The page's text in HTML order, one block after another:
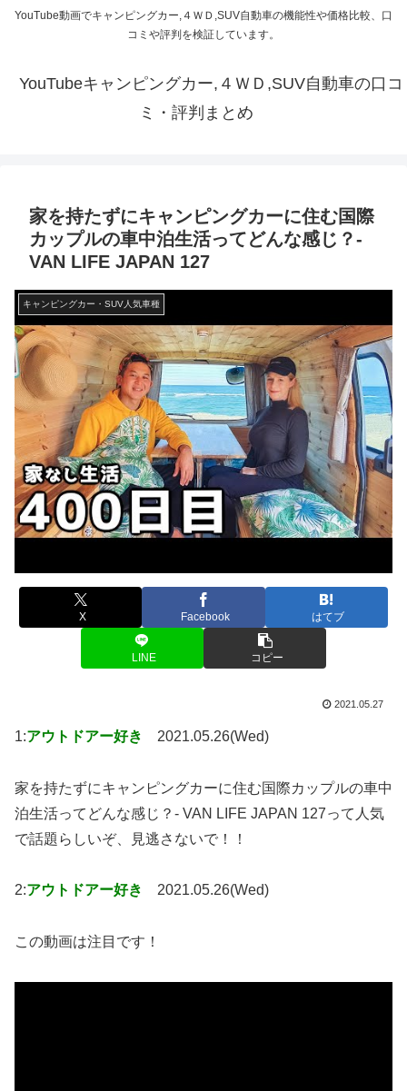
YouTube動画でキャンピングカー,４ＷＤ,SUV自動車の機能性や価格比較、口
コミや評判を検証しています。
YouTubeキャンピングカー,４ＷＤ,SUV自動車の口コ
ミ・評判まとめ
家を持たずにキャンピングカーに住む国際
カップルの車中泊生活ってどんな感じ？-
VAN LIFE JAPAN 127
キャンピングカー・SUV人気車種
X Facebook はてブ
LINE コピー
2021.05.27
1:アウトドアー好き 2021.05.26(Wed)
家を持たずにキャンピングカーに住む国際カップルの車中
泊生活ってどんな感じ？- VAN LIFE JAPAN 127って人気
で話題らしいぞ、見逃さないで！！
2:アウトドアー好き 2021.05.26(Wed)
この動画は注目です！